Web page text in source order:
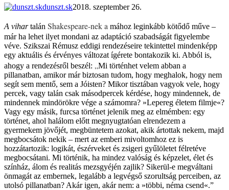
dunszt.sk2018. szeptember 26.
A vihartalán Shakespeare-nek a mához leginkább kötődő műve –
már ha lehet ilyet mondani az adaptáció szabadságát figyelembe
véve. Szikszai Rémusz eddigi rendezéseire tekintettel mindenképp
egy aktuális és érvényes változat ígérete bontakozik ki. Abból is,
ahogy a rendezésről beszél: „Mi történhet velem abban a
pillanatban, amikor már biztosan tudom, hogy meghalok, hogy nem
segít sem mentő, sem a Jóisten? Mikor tisztában vagyok vele, hogy
percek, vagy talán csak másodpercek kérdése, hogy mindennek, de
mindennek mindörökre vége a számomra? »Lepereg életem filmje«?
Vagy egy másik, furcsa történet jelenik meg az elmémben: egy
történet, ahol halálom előtt megnyugtatóan elrendezem a
gyermekem jövőjét, megbüntetem azokat, akik ártottak nekem, majd
megbocsátok nekik – mert az emberi mivoltomhoz ez is
hozzátartozik: logikát, észérveket és zsigeri gyűlöletet félretéve
megbocsátani. Mi történik, ha mindez valóság és képzelet, élet és
színház, álom és realitás mezsgyéjén zajlik? Sikerül-e megváltani
önmagát az embernek, legalább a legvégső szorultság perceiben, az
utolsó pillanatban? Akár igen, akár nem: a »többi, néma csend«.”